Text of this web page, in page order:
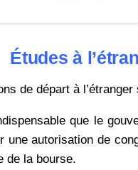
Études à
de départ à
que le
une autorisation de
de la bourse.